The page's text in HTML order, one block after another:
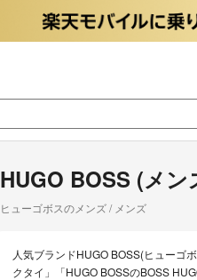
HUGO BOSS (メン
ヒューゴボスのメンズ / メンズ
人気ブランドHUGO BOSS(ヒューゴ
クタイ」「HUGO BOSSのBOSS